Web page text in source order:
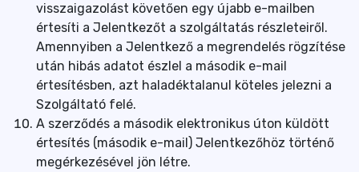
visszaigazolást követően egy újabb e-mailben
értesíti a Jelentkezőt a szolgáltatás részleteiről.
Amennyiben a Jelentkező a megrendelés rögzítése
után hibás adatot észlel a második e-mail
értesítésben, azt haladéktalanul köteles jelezni a
Szolgáltató felé.
A szerződés a második elektronikus úton küldött
értesítés (második e-mail) Jelentkezőhöz történő
megérkezésével jön létre.